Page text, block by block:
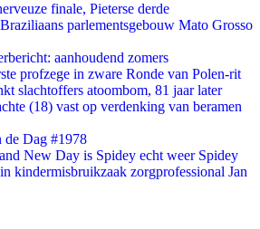
finale, Pieterse derde
parlementsgebouw Mato Grosso
aanhoudend zomers
profzege in zware Ronde van Polen-rit
slachtoffers atoombom, 81 jaar later
(18) vast op verdenking van beramen
de Dag #1978
New Day is Spidey echt weer Spidey
kindermisbruikzaak zorgprofessional Jan